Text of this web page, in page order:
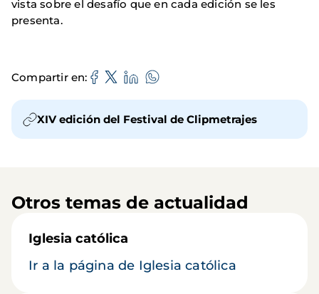
vista sobre el desafío que en cada edición se les
presenta.
Compartir en
XIV edición del Festival de Clipmetrajes
Otros temas de actualidad
Iglesia católica
Ir a la página de Iglesia católica